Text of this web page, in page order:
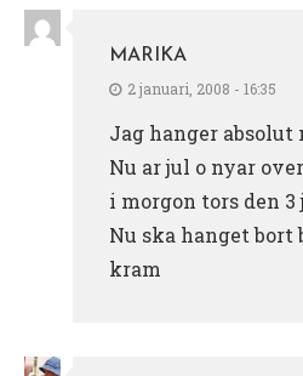
MARIKA
2 januari, 2008 - 16:35
Jag hanger absolut
Nu ar jul o nyar
i morgon tors den 3
Nu ska hanget bort
kram